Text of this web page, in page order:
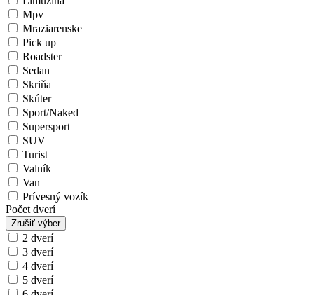
Mpv
Mraziarenske
Pick up
Roadster
Sedan
Skriňa
Skúter
Sport/Naked
Supersport
SUV
Turist
Valník
Van
Prívesný vozík
Počet dverí
Zrušiť výber
2 dverí
3 dverí
4 dverí
5 dverí